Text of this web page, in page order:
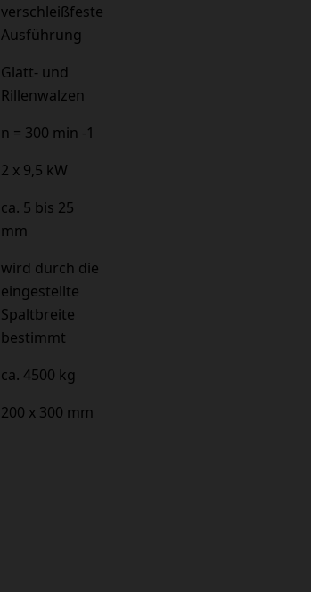
verschleißfeste
Ausführung
Glatt- und
Rillenwalzen
n = 300 min -1
2 x 9,5 kW
ca. 5 bis 25
mm
wird durch die
eingestellte
Spaltbreite
bestimmt
ca. 4500 kg
200 x 300 mm